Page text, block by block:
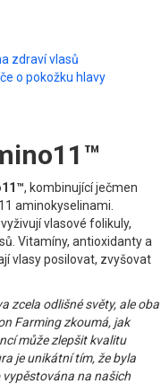
zdraví vlasů
o pokožku hlavy
, kombinující ječmen
aminokyselinami.
vlasové folikuly,
Vitamíny, antioxidanty a
vlasy posilovat, zvyšovat
zcela odlišné světy, ale oba
Farming zkoumá, jak
může zlepšit kvalitu
je unikátní tím, že byla
na našich